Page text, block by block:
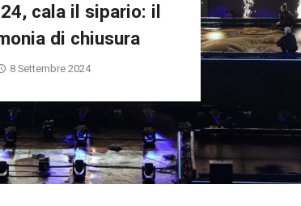
cala il sipario: il
di chiusura
8 Settembre 2024